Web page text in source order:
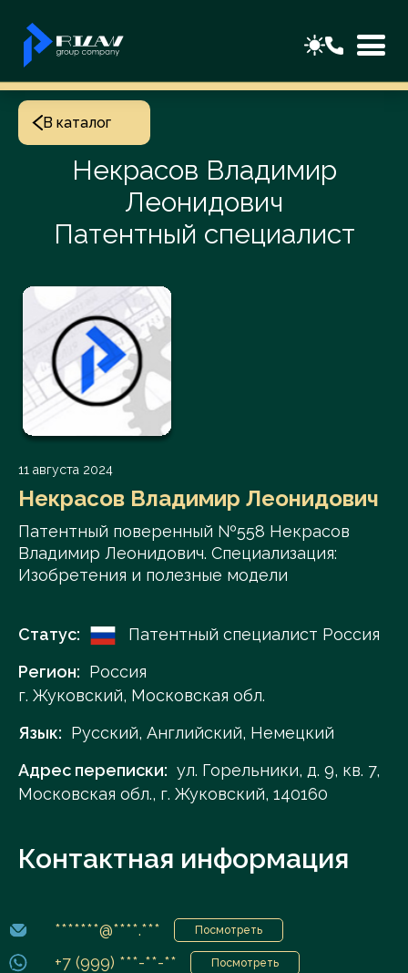
В каталог
Некрасов Владимир
Леонидович
Патентный специалист
11 августа 2024
Некрасов Владимир Леонидович
Патентный поверенный №558 Некрасов
Владимир Леонидович. Специализация:
Изобретения и полезные модели
Статус:
Патентный специалист Россия
Регион: Россия
г. Жуковский, Московская обл.
Язык: Русский, Английский, Немецкий
Адрес переписки: ул. Горельники, д. 9, кв. 7,
Московская обл., г. Жуковский, 140160
Контактная информация
*******@****.*** Посмотреть
+7 (999) ***-**-** Посмотреть